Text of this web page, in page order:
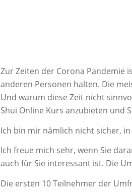
Zur Zeiten der Corona Pandemie
anderen Personen halten. Die
Und warum diese Zeit nicht
Shui Online Kurs anzubieten und
Ich bin mir nämlich nicht sicher,
Ich freue mich sehr, wenn Sie
auch für Sie interessant ist. Die
Die ersten 10 Teilnehmer der